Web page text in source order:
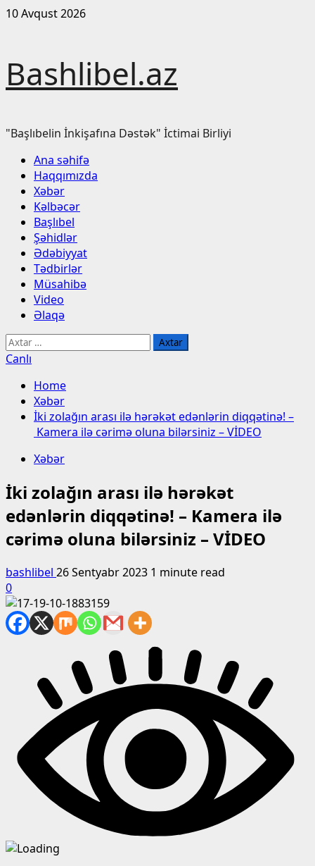
Skip
10 Avqust 2026
Bashlibel.az
"Başlıbelin İnkişafına Dəstək" İctimai Birliyi
Primary
Menu
Ana səhifə
Haqqımızda
Xəbər
Kəlbəcər
Başlıbel
Şəhidlər
Ədəbiyyat
Tədbirlər
Müsahibə
Video
Əlaqə
Axtarış:
Canlı
Home
Xəbər
İki zolağın arası ilə hərəkət edənlərin diqqətinə! –
Kamera ilə cərimə oluna bilərsiniz – VİDEO
Xəbər
İki zolağın arası ilə hərəkət
edənlərin diqqətinə! – Kamera ilə
cərimə oluna bilərsiniz – VİDEO
bashlibel 26 Sentyabr 2023 1 minute read
0